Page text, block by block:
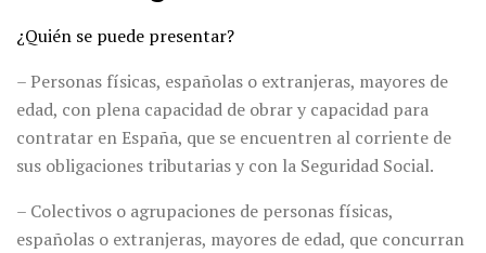
¿Quién se puede presentar?
– Personas físicas, españolas o extranjeras, mayores de
edad, con plena capacidad de obrar y capacidad para
contratar en España, que se encuentren al corriente de
sus obligaciones tributarias y con la Seguridad Social.
– Colectivos o agrupaciones de personas físicas,
españolas o extranjeras, mayores de edad, que concurran